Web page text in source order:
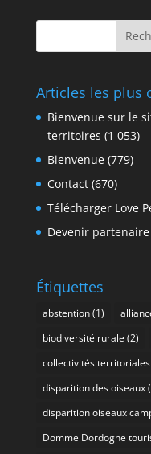
Articles les plus
Bienvenue sur le
territoires (1 053)
Bienvenue (779)
Contact (670)
Télécharger Love
Devenir
Étiquettes
abstention(1)
biodiversité rurale (2)
collectivités territoriales
disparition des oiseaux
disparition oiseaux
Domme Dordogne